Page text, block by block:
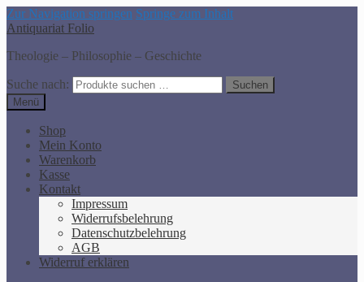
Zur Navigation springen Springe zum Inhalt
Antiquariat Folio
Theologie – Philosophie – Geschichte
Suche nach:
Suchen
Menü
Shop
Mein Konto
Warenkorb
Kasse
Kontakt
Impressum
Widerrufsbelehrung
Datenschutzbelehrung
AGB
Widerruf erklären